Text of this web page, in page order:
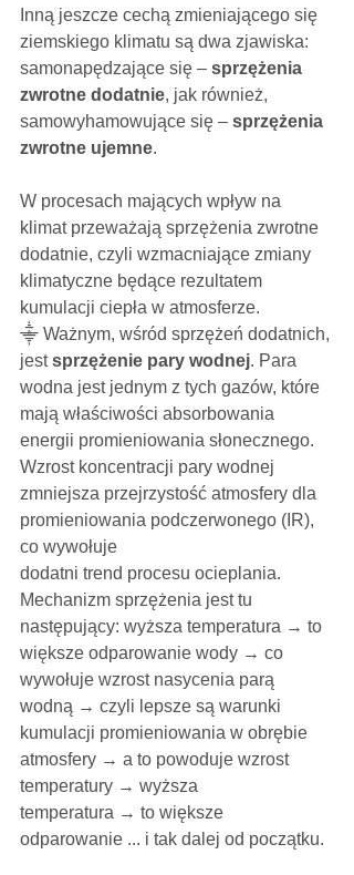
Inną jeszcze cechą zmieniającego się
ziemskiego klimatu są dwa zjawiska:
samonapędzające się – sprzężenia
zwrotne dodatnie, jak również,
samowyhamowujące się – sprzężenia
zwrotne ujemne.
W procesach mających wpływ na
klimat przeważają sprzężenia zwrotne
dodatnie, czyli wzmacniające zmiany
klimatyczne będące rezultatem
kumulacji ciepła w atmosferze.
⸎ Ważnym, wśród sprzężeń dodatnich,
jest sprzężenie pary wodnej. Para
wodna jest jednym z tych gazów, które
mają właściwości absorbowania
energii promieniowania słonecznego.
Wzrost koncentracji pary wodnej
zmniejsza przejrzystość atmosfery dla
promieniowania podczerwonego (IR),
co wywołuje
dodatni trend procesu ocieplania.
Mechanizm sprzężenia jest tu
następujący: wyższa temperatura → to
większe odparowanie wody → co
wywołuje wzrost nasycenia parą
wodną → czyli lepsze są warunki
kumulacji promieniowania w obrębie
atmosfery → a to powoduje wzrost
temperatury → wyższa
temperatura → to większe
odparowanie ... i tak dalej od początku.